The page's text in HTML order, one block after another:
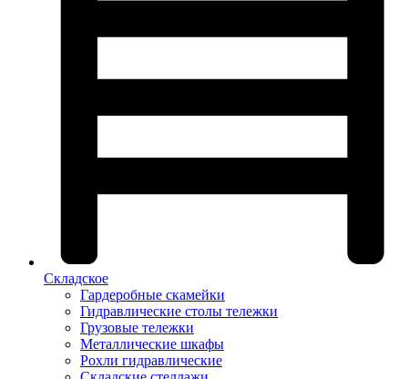
Складское
Гардеробные скамейки
Гидравлические столы тележки
Грузовые тележки
Металлические шкафы
Рохли гидравлические